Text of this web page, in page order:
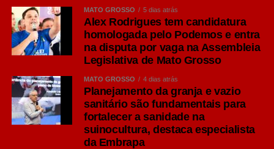
MATO GROSSO 5 dias atrás
Alex Rodrigues tem candidatura
homologada pelo Podemos e entra
na disputa por vaga na Assembleia
Legislativa de Mato Grosso
MATO GROSSO 4 dias atrás
Planejamento da granja e vazio
sanitário são fundamentais para
fortalecer a sanidade na
suinocultura, destaca especialista
da Embrapa